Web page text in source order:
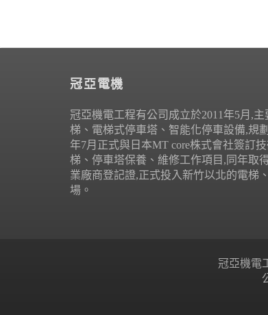
冠亞電機
冠亞機電工程有公司成立於2011年5月,
梯、電梯式停車塔、智能化停車設備,規
年7月正式與日本MT core株式會社簽訂
梯、停車塔保養、維修工作項目,同年取
業廠商登記證,正式投入新竹以北的電梯
場。
冠亞機電